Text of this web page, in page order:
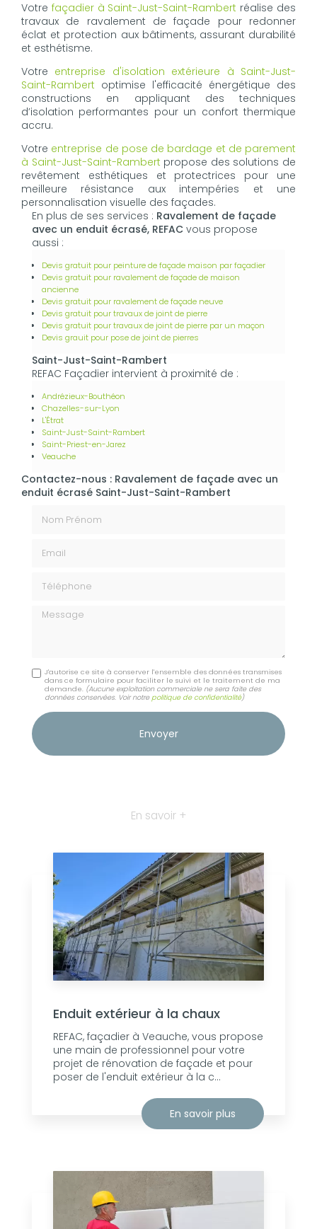
Votre façadier à Saint-Just-Saint-Rambert réalise des
travaux de ravalement de façade pour redonner
éclat et protection aux bâtiments, assurant durabilité
et esthétisme.
Votre entreprise d'isolation extérieure à Saint-Just-
Saint-Rambert optimise l'efficacité énergétique des
constructions en appliquant des techniques
d’isolation performantes pour un confort thermique
accru.
Votre entreprise de pose de bardage et de parement
à Saint-Just-Saint-Rambert propose des solutions de
revêtement esthétiques et protectrices pour une
meilleure résistance aux intempéries et une
personnalisation visuelle des façades.
En plus de ses services : Ravalement de façade
avec un enduit écrasé, REFAC vous propose
aussi :
Devis gratuit pour peinture de façade maison par façadier
Devis gratuit pour ravalement de façade de maison
ancienne
Devis gratuit pour ravalement de façade neuve
Devis gratuit pour travaux de joint de pierre
Devis gratuit pour travaux de joint de pierre par un maçon
Devis grauit pour pose de joint de pierres
Saint-Just-Saint-Rambert
REFAC Façadier intervient à proximité de :
Andrézieux-Bouthéon
Chazelles-sur-Lyon
L'Étrat
Saint-Just-Saint-Rambert
Saint-Priest-en-Jarez
Veauche
Contactez-nous : Ravalement de façade avec un
enduit écrasé Saint-Just-Saint-Rambert
Message
J'autorise ce site à conserver l'ensemble des données transmises
dans ce formulaire pour faciliter le suivi et le traitement de ma
demande. (Aucune exploitation commerciale ne sera faite des
données conservées. Voir notrepolitique de confidentialité)
En savoir +
Enduit extérieur à la chaux
REFAC, façadier à Veauche, vous propose
une main de professionnel pour votre
projet de rénovation de façade et pour
poser de l'enduit extérieur à la c...
En savoir plus